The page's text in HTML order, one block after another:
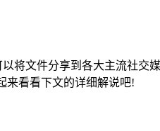
将文件分享到各大主流社交
来看看下文的详细解说吧!